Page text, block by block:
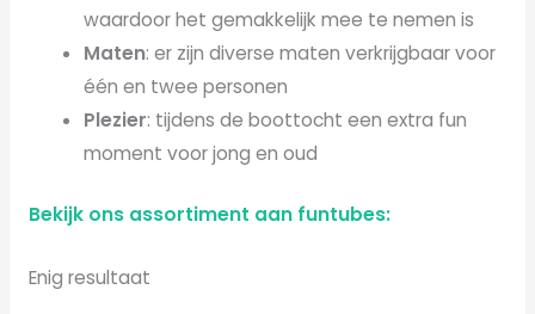
waardoor het gemakkelijk mee te nemen is
Maten: er zijn diverse maten verkrijgbaar voor
één en twee personen
Plezier: tijdens de boottocht een extra fun
moment voor jong en oud
Bekijk ons assortiment aan funtubes:
Enig resultaat